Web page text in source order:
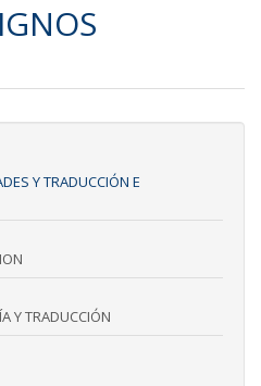
Y TRADUCCIÓN E
Y TRADUCCIÓN